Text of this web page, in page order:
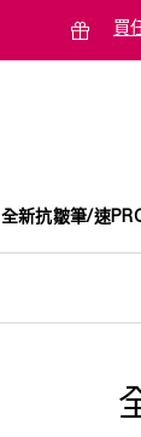
買
全新抗皺筆/速